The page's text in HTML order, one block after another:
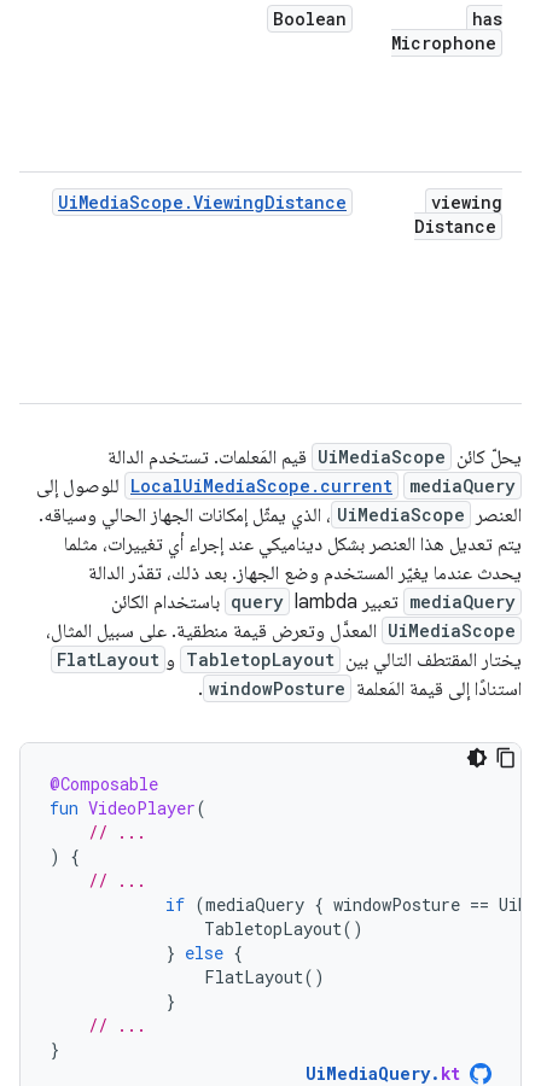
has
Microphone
Boolean
viewing
Distance
UiMediaScope.ViewingDistance
يحلّ كائن UiMediaScope قيم المَعلمات. تستخدم الدالة
mediaQuery
LocalUiMediaScope.current للوصول إلى
العنصر
UiMediaScope ، الذي يمثّل إمكانات الجهاز الحالي وسياقه.
يتم تعديل هذا العنصر بشكل ديناميكي عند إجراء أي تغييرات، مثلما
يحدث عندما يغيّر المستخدم وضع الجهاز. بعد ذلك، تقدّر الدالة
mediaQuery تعبير lambda query باستخدام الكائن
UiMediaScope المعدَّل وتعرض قيمة منطقية. على سبيل المثال،
يختار المقتطف التالي بين TabletopLayout و FlatLayout
استنادًا إلى قيمة المَعلمة windowPosture
.
@Composable
fun VideoPlayer(
// ...
)
{
// ...
if (mediaQuery { windowPosture ==
TabletopLayout()
} else {
FlatLayout()
}
// ...
}
UiMediaQuery. kt